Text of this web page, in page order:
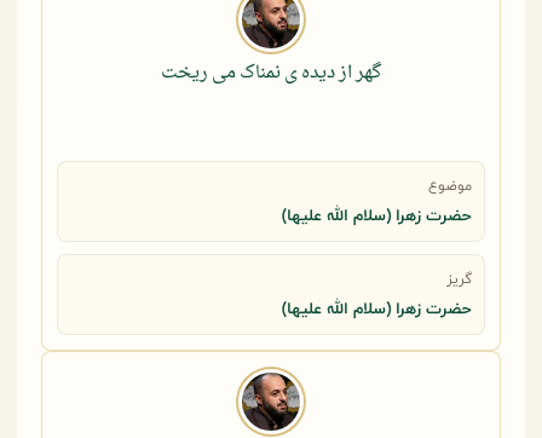
گهر از دیده ی نمناک می ریخت
موضوع
حضرت زهرا (سلام الله علیها)
گریز
حضرت زهرا (سلام الله علیها)